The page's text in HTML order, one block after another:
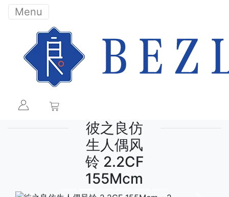
Menu
彼之良仿
生人偶风
铃 2.2CF
155Mcm